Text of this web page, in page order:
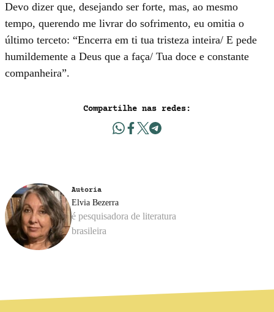
Devo dizer que, desejando ser forte, mas, ao mesmo
tempo, querendo me livrar do sofrimento, eu omitia o
último terceto: “Encerra em ti tua tristeza inteira/ E pede
humildemente a Deus que a faça/ Tua doce e constante
companheira”.
Compartilhe nas redes:
Autoria
Elvia Bezerra
é pesquisadora de literatura
brasileira